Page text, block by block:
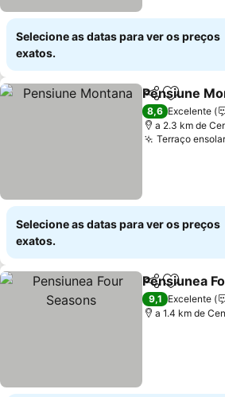
Selecione as datas para ver os preços
exatos.
Partilhar
Pensiune
8,6 Excelente
a 2.3 km de
Terraço
Selecione as datas para ver os preços
exatos.
Partilhar
Pensiunea
9,1 Excelente
a 1.4 km de